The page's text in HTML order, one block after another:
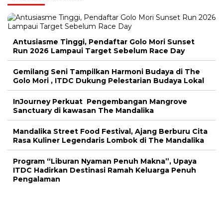
Antusiasme Tinggi, Pendaftar Golo Mori Sunset
Run 2026 Lampaui Target Sebelum Race Day
Gemilang Seni Tampilkan Harmoni Budaya di The
Golo Mori , ITDC Dukung Pelestarian Budaya Lokal
InJourney Perkuat Pengembangan Mangrove
Sanctuary di kawasan The Mandalika
Mandalika Street Food Festival, Ajang Berburu Cita
Rasa Kuliner Legendaris Lombok di The Mandalika
Program “Liburan Nyaman Penuh Makna”, Upaya
ITDC Hadirkan Destinasi Ramah Keluarga Penuh
Pengalaman